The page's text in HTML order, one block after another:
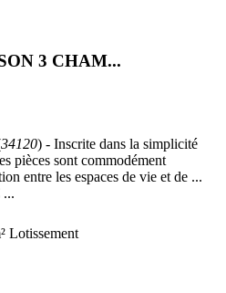
3 CHAM...
34120) - Inscrite dans la simplicité
pièces sont commodément
entre les espaces de vie et de ...
...
Lotissement